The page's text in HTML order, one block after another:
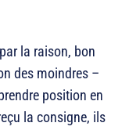
la raison, bon
des moindres –
position en
la consigne, ils